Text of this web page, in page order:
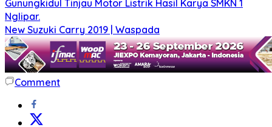
Gunungkidul Tinjau Motor Listrik Hasil Karya SMKN 1
Nglipar.
New Suzuki Carry 2019 | Waspada
Comment